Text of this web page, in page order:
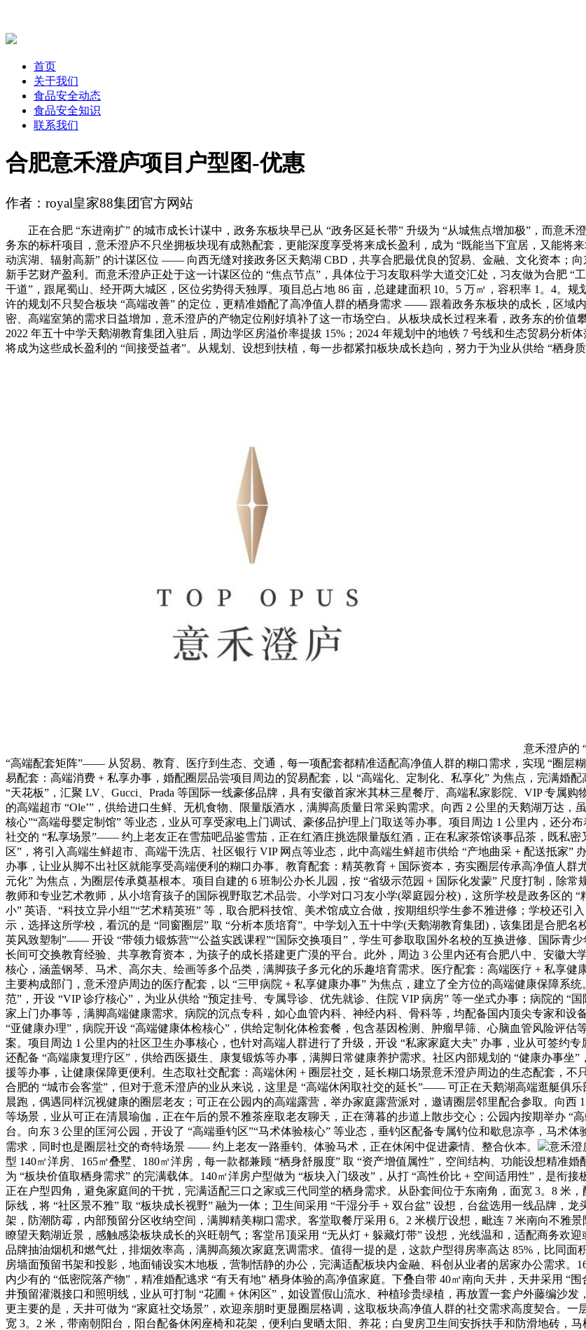
首页
关于我们
食品安全动态
食品安全知识
联系我们
合肥意禾澄庐项目户型图-优惠
作者：royal皇家88集团官方网站
正在合肥 “东进南扩” 的城市成长计谋中，政务东板块早已从 “政务区延长带” 升级为 “从城焦点增加极”，而意禾
务东的标杆项目，意禾澄庐不只坐拥板块现有成熟配套，更能深度享受将来成长盈利，成为 “既能当下宜居，又能将
动滨湖、辐射高新” 的计谋区位 —— 向西无缝对接政务区天鹅湖 CBD，共享合肥最优良的贸易、金融、文化资本；
新手艺财产盈利。而意禾澄庐正处于这一计谋区位的 “焦点节点”，具体位于习友取科学大道交汇处，习友做为合肥 “
干道”，跟尾蜀山、经开两大城区，区位劣势得天独厚。项目总占地 86 亩，总建建面积 10。5 万㎡，容积率 1。4。
许的规划不只契合板块 “高端改善” 的定位，更精准婚配了高净值人群的栖身需求 —— 跟着政务东板块的成长，区域
密、高端室第的需求日益增加，意禾澄庐的产物定位刚好填补了这一市场空白。从板块成长过程来看，政务东的价值
2022 年五十中学天鹅湖教育集团入驻后，周边学区房溢价率提拔 15%；2024 年规划中的地铁 7 号线和生态贸易分析
将成为这些成长盈利的 “间接受益者”。从规划、设想到扶植，每一步都紧扣板块成长趋向，努力于为业从供给 “栖身质
意禾澄庐的
“高端配套矩阵”—— 从贸易、教育、医疗到生态、交通，每一项配套都精准适配高净值人群的糊口需求，实现 “圈层
易配套：高端消费 + 私享办事，婚配圈层品尝项目周边的贸易配套，以 “高端化、定制化、私享化” 为焦点，完满婚
“天花板”，汇聚 LV、Gucci、Prada 等国际一线豪侈品牌，具有安徽首家米其林三星餐厅、高端私家影院、VIP 专属
的高端超市 “Ole’”，供给进口生鲜、无机食物、限量版酒水，满脚高质量日常采购需求。向西 2 公里的天鹅湖万达
核心”“高端母婴定制馆” 等业态，业从可享受家电上门调试、豪侈品护理上门取送等办事。项目周边 1 公里内，还分
社交的 “私享场景”—— 约上老友正在雪茄吧品鉴雪茄，正在红酒庄挑选限量版红酒，正在私家茶馆谈事品茶，既私
区”，将引入高端生鲜超市、高端干洗店、社区银行 VIP 网点等业态，此中高端生鲜超市供给 “产地曲采 + 配送抵家”
办事，让业从脚不出社区就能享受高端便利的糊口办事。教育配套：精英教育 + 国际资本，夯实圈层传承高净值人
元化” 为焦点，为圈层传承奠基根本。项目自建的 6 班制公办长儿园，按 “省级示范园 + 国际化发蒙” 尺度打制，除
教师和专业艺术教师，从小培育孩子的国际视野取艺术品尝。小学对口习友小学(翠庭园分校)，这所学校是政务区
小” 英语、“科技立异小组”“艺术精英班” 等，取合肥科技馆、美术馆成立合做，按期组织学生参不雅进修；学校还引
示，选择这所学校，看沉的是 “同窗圈层” 取 “分析本质培育”。中学划入五十中学(天鹅湖教育集团)，该集团是合肥
英风致塑制”—— 开设 “带领力锻炼营”“公益实践课程”“国际交换项目”，学生可参取取国外名校的互换进修、国际青
长间可交换教育经验、共享教育资本，为孩子的成长搭建更广漠的平台。此外，周边 3 公里内还有合肥八中、安徽大
核心，涵盖钢琴、马术、高尔夫、绘画等多个品类，满脚孩子多元化的乐趣培育需求。医疗配套：高端医疗 + 私享
主要构成部门，意禾澄庐周边的医疗配套，以 “三甲病院 + 私享健康办事” 为焦点，建立了全方位的高端健康保障系
范”，开设 “VIP 诊疗核心”，为业从供给 “预定挂号、专属导诊、优先就诊、住院 VIP 病房” 等一坐式办事；病院的 “
家上门办事等，满脚高端健康需求。病院的沉点专科，如心血管内科、神经内科、骨科等，均配备国内顶尖专家和
“亚健康办理”，病院开设 “高端健康体检核心”，供给定制化体检套餐，包含基因检测、肿瘤早筛、心脑血管风险评
案。项目周边 1 公里内的社区卫生办事核心，也针对高端人群进行了升级，开设 “私家家庭大夫” 办事，业从可签约
还配备 “高端康复理疗区”，供给西医摄生、康复锻炼等办事，满脚日常健康养护需求。社区内部规划的 “健康办事坐
援等办事，让健康保障更便利。生态取社交配套：高端休闲 + 圈层社交，延长糊口场景意禾澄庐周边的生态配套，不
合肥的 “城市会客堂”，但对于意禾澄庐的业从来说，这里是 “高端休闲取社交的延长”—— 可正在天鹅湖高端逛艇俱
晨跑，偶遇同样沉视健康的圈层老友；可正在公园内的高端露营，举办家庭露营派对，邀请圈层邻里配合参取。向西
等场景，业从可正在清晨瑜伽，正在午后的景不雅茶座取老友聊天，正在薄暮的步道上散步交心；公园内按期举办 “
台。向东 3 公里的匡河公园，开设了 “高端垂钓区”“马术体验核心” 等业态，垂钓区配备专属钓位和歇息凉亭，马术
需求，同时也是圈层社交的奇特场景 —— 约上老友一路垂钓、体验马术，正在休闲中促进豪情、整合伙本。
意禾澄
型 140㎡洋房、165㎡叠墅、180㎡洋房，每一款都兼顾 “栖身舒服度” 取 “资产增值属性”，空间结构、功能设想精准
为 “板块价值取栖身需求” 的完满载体。140㎡洋房户型做为 “板块入门级改”，从打 “高性价比 + 空间适用性”，是衔
正在户型四角，避免家庭间的干扰，完满适配三口之家或三代同堂的栖身需求。从卧套间位于东南角，面宽 3。8 米
际线，将 “社区景不雅” 取 “板块成长视野” 融为一体；卫生间采用 “干湿分手 + 双台盆” 设想，台盆选用一线品牌，
架，防潮防霉，内部预留分区收纳空间，满脚精美糊口需求。客堂取餐厅采用 6。2 米横厅设想，毗连 7 米南向不雅
瞭望天鹅湖近景，感触感染板块成长的兴旺朝气；客堂吊顶采用 “无从灯 + 躲藏灯带” 设想，光线温和，适配商务欢
品牌抽油烟机和燃气灶，排烟效率高，满脚高频次家庭烹调需求。值得一提的是，这款户型得房率高达 85%，比同面
房墙面预留书架和投影，地面铺设实木地板，营制恬静的办公，完满适配板块内金融、科创从业者的居家办公需求。
内少有的 “低密院落产物”，精准婚配逃求 “有天有地” 栖身体验的高净值家庭。下叠自带 40㎡南向天井，天井采用 “
井预留灌溉接口和照明线，业从可打制 “花圃 + 休闲区”，如设置假山流水、种植珍贵绿植，再放置一套户外藤编沙
更主要的是，天井可做为 “家庭社交场景”，欢迎亲朋时更显圈层格调，这取板块高净值人群的社交需求高度契合。
宽 3。2 米，带南朝阳台，阳台配备休闲座椅和花架，便利白叟晒太阳、养花；白叟房卫生间安拆扶手和防滑地砖，